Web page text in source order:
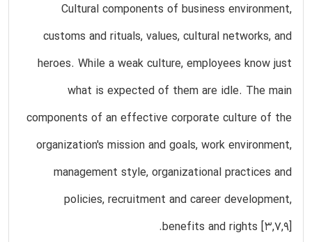
Cultural components of business environment,
customs and rituals, values, cultural networks, and
heroes. While a weak culture, employees know just
what is expected of them are idle. The main
components of an effective corporate culture of the
organization's mission and goals, work environment,
management style, organizational practices and
policies, recruitment and career development,
benefits and rights [3,7,9].